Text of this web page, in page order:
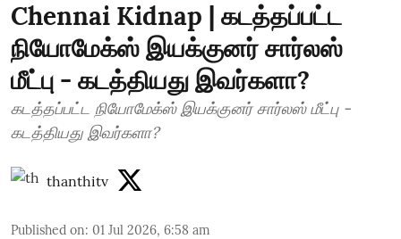
Chennai Kidnap | கடத்தப்பட்ட
நியோமேக்ஸ் இயக்குனர் சார்லஸ்
மீட்பு - கடத்தியது இவர்களா?
கடத்தப்பட்ட நியோமேக்ஸ் இயக்குனர் சார்லஸ் மீட்பு -
கடத்தியது இவர்களா?
thanthitv
Published on: 01 Jul 2026, 6:58 am